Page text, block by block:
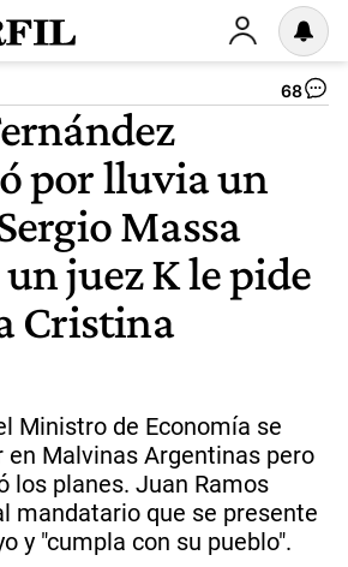
68
por lluvia un
Massa
juez K le pide
Cristina
Ministro de Economía se
en Malvinas Argentinas pero
los planes. Juan Ramos
mandatario que se presente
y "cumpla con su pueblo".